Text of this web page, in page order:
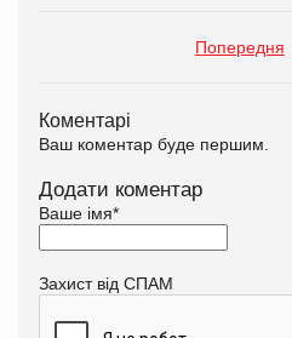
Попередня
Коментарі
Ваш коментар буде першим.
Додати коментар
Ваше імя*
Захист від СПАМ